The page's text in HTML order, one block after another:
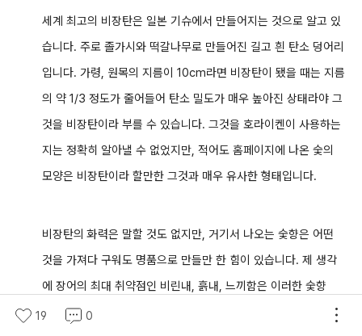
세계 최고의 비장탄은 일본 기슈에서 만들어지는 것으로 알고 있
습니다. 주로 졸가시와 떡갈나무로 만들어진 길고 흰 탄소 덩어리
입니다. 가령, 원목의 지름이 10cm라면 비장탄이 됐을 때는 지름
의 약 1/3 정도가 줄어들어 탄소 밀도가 매우 높아진 상태라야 그
것을 비장탄이라 부를 수 있습니다. 그것을 호라이켄이 사용하는
지는 정확히 알아낼 수 없었지만, 적어도 홈페이지에 나온 숯의
모양은 비장탄이라 할만한 그것과 매우 유사한 형태입니다.
비장탄의 화력은 말할 것도 없지만, 거기서 나오는 숯향은 어떤
것을 가져다 구워도 명품으로 만들만 한 힘이 있습니다. 제 생각
에 장어의 최대 취약점인 비린내, 흙내, 느끼함은 이러한 숯향
이 잡아준다고 보고 있기에 호라이켄의 장어덮밥이 유구한 역사
19 0